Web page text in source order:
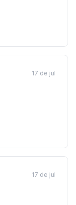
17 de jul
17 de jul